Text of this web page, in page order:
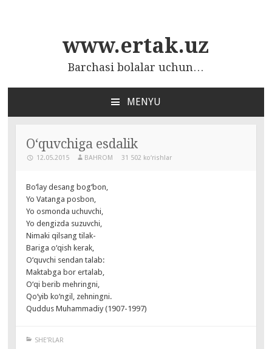
www.ertak.uz
Barchasi bolalar uchun…
MENYU
СОДЕРЖАНИЮ
O‘quvchiga esdalik
12.05.2015 BAHROM 31 502 ko‘rishlar
Bo‘lay desang bog‘bon,
Yo Vatanga posbon,
Yo osmonda uchuvchi,
Yo dengizda suzuvchi,
Nimaki qilsang tilak-
Bariga o‘qish kerak,
O‘quvchi sendan talab:
Maktabga bor ertalab,
O‘qi berib mehringni,
Qo‘yib ko‘ngil, zehningni.
Quddus Muhammadiy (1907-1997)
SHE’RLAR